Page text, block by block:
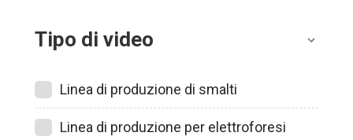
Tipo di video
Linea di produzione di smalti
Linea di produzione per elettroforesi